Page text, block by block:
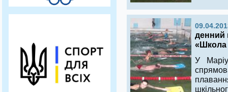
денний
«Школа
У